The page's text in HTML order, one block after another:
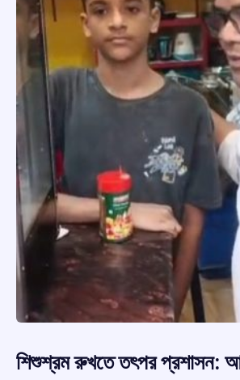
শিশুশ্রম রুখতে তৎপর প্রশাসন: